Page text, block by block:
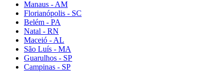
Manaus - AM
Florianópolis - SC
Belém - PA
Natal - RN
Maceió - AL
São Luís - MA
Guarulhos - SP
Campinas - SP